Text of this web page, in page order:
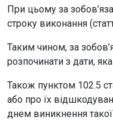
При цьому за
строку виконання
Таким чином, за
розпочинати з дати,
Також пунктом 102.5
або про їх
днем виникнення